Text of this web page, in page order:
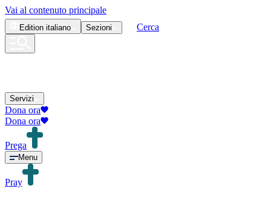
Vai al contenuto principale
Edition italiano Sezioni Cerca
Servizi
Dona ora
Dona ora
Prega
Menu
Pray